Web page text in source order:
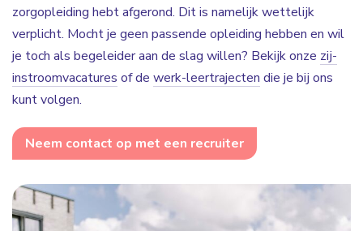
zorgopleiding hebt afgerond. Dit is namelijk wettelijk
verplicht. Mocht je geen passende opleiding hebben en wil
je toch als begeleider aan de slag willen? Bekijk onze zij-
instroomvacatures of de werk-leertrajecten die je bij ons
kunt volgen.
Neem contact op met een recruiter